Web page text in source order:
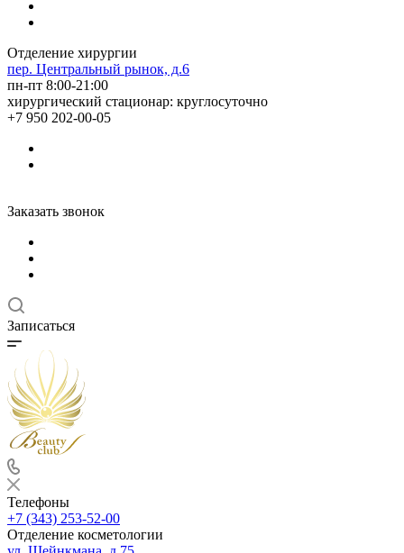
Отделение хирургии
пер. Центральный рынок, д.6
пн-пт 8:00-21:00
хирургический стационар: круглосуточно
+7 950 202-00-05
Заказать звонок
Записаться
Телефоны
+7 (343) 253-52-00
Отделение косметологии